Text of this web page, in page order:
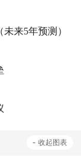
来5年预测）
- 收起图表